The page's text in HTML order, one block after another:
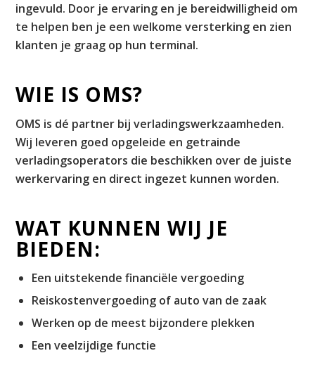
ingevuld. Door je ervaring en je bereidwilligheid om
te helpen ben je een welkome versterking en zien
klanten je graag op hun terminal.
WIE IS OMS?
OMS is dé partner bij verladingswerkzaamheden.
Wij leveren goed opgeleide en getrainde
verladingsoperators die beschikken over de juiste
werkervaring en direct ingezet kunnen worden.
WAT KUNNEN WIJ JE
BIEDEN:
Een uitstekende financiële vergoeding
Reiskostenvergoeding of auto van de zaak
Werken op de meest bijzondere plekken
Een veelzijdige functie